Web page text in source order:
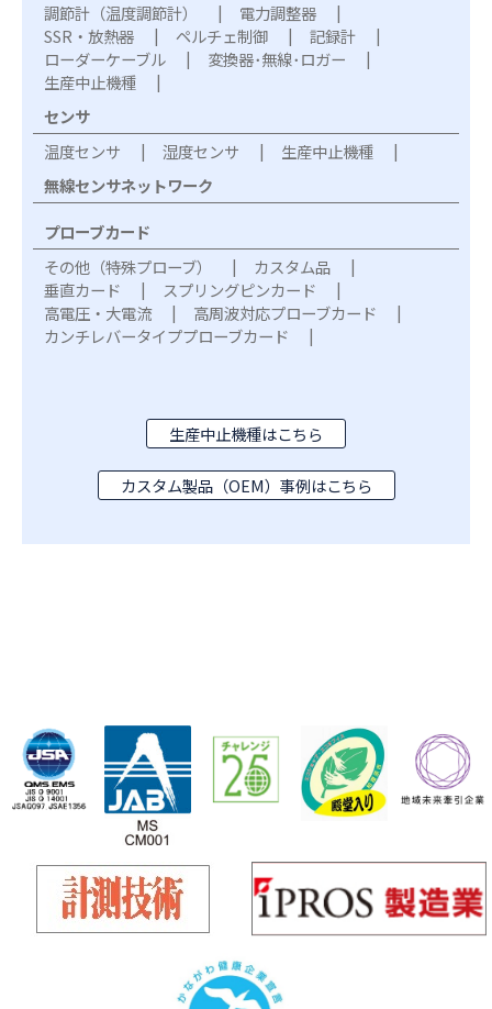
調節計（温度調節計）
電力調整器
SSR・放熱器
ペルチェ制御
記録計
ローダーケーブル
変換器･無線･ロガー
生産中止機種
センサ
温度センサ
湿度センサ
生産中止機種
無線センサネットワーク
プローブカード
その他（特殊プローブ）
カスタム品
垂直カード
スプリングピンカード
高電圧・大電流
高周波対応プローブカード
カンチレバータイププローブカード
生産中止機種はこちら
カスタム製品（OEM）事例はこちら